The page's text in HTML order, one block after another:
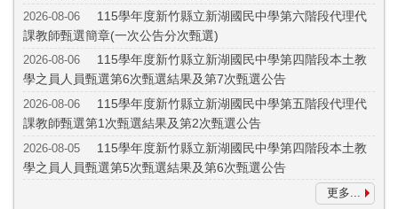
2026-08-06
115學年度新竹縣立新湖國民中學第六階段代理代
課教師甄選簡章(一次公告分次甄選)
2026-08-06
115學年度新竹縣立新湖國民中學第四階段本土教
學之員人員甄選第6次甄選結果及第7次甄選公告
2026-08-06
115學年度新竹縣立新湖國民中學第五階段代理代
課教師甄選第1次甄選結果及第2次甄選公告
2026-08-05
115學年度新竹縣立新湖國民中學第四階段本土教
學之員人員甄選第5次甄選結果及第6次甄選公告
更多...